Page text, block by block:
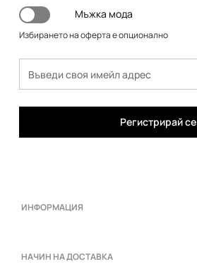
Мъжка мода
Избирането на оферта е опционално
Регистрирай се
ИНФОРМАЦИЯ
НАЧИН НА ДОСТАВКА